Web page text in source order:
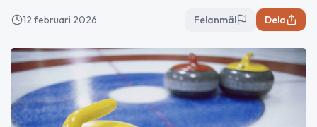
12 februari 2026 Felanmäl Dela